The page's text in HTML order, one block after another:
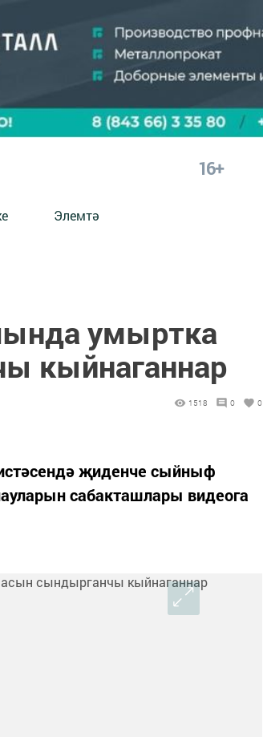
16+
Элемтә
умыртка
кыйнаганнар
1518 0 0
җиденче сыйныф
сабакташлары видеога